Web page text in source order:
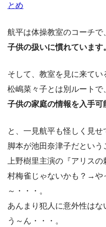
とめ
航平は体操教室のコーチで
子供の扱いに慣れています
そして、教室を見に来てい
松嶋菜々子とは別ルートで
子供の家庭の情報を入手可
と、一見航平も怪しく見せ
脚本が池田奈津子だという
上野樹里主演の『アリス
村梅雀じゃないかも？→や
～・・・。
あんまり犯人に意外性はな
う～ん・・・。